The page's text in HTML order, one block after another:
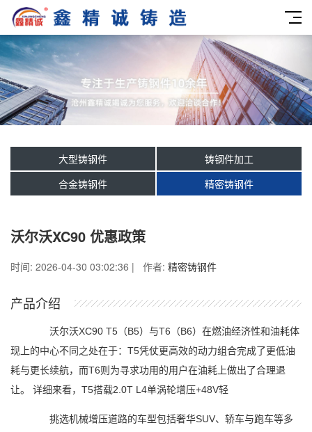
大型铸钢件
铸钢件加工
合金铸钢件
精密铸钢件
沃尔沃XC90 优惠政策
时间: 2026-04-30 03:02:36 | 作者: 精密铸钢件
产品介绍
沃尔沃XC90 T5（B5）与T6（B6）在燃油经济性和油耗体
现上的中心不同之处在于：T5凭仗更高效的动力组合完成了更低油
耗与更长续航，而T6则为寻求功用的用户在油耗上做出了合理退
让。 详细来看，T5搭载2.0T L4单涡轮增压+48V轻
挑选机械增压道路的车型包括奢华SUV、轿车与跑车等多